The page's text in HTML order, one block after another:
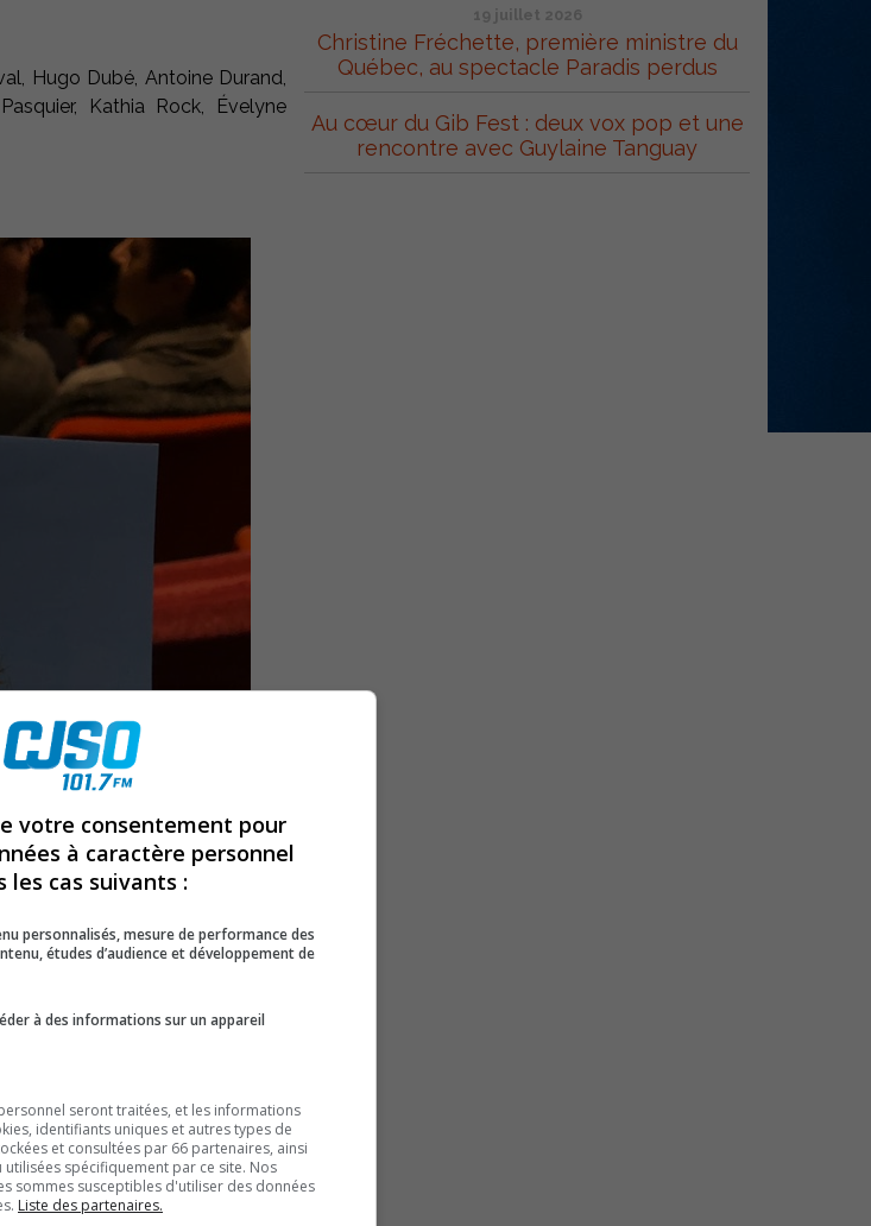
diminuer
le
Hugo Dubé, Antoine Durand,
Kathia Rock, Évelyne
19 juillet 2026
Christine Fréchette, première ministre du
Québec, au spectacle Paradis perdus
Au cœur du Gib Fest : deux vox pop et une
rencontre avec Guylaine Tanguay
votre consentement pour
à caractère personnel
les cas suivants :
personnalisés, mesure de performance des
études d’audience et développement de
à des informations sur un appareil
seront traitées, et les informations
identifiants uniques et autres types de
et consultées par 66 partenaires, ainsi
utilisées spécifiquement par ce site. Nos
sommes susceptibles d'utiliser des données
Liste des partenaires.